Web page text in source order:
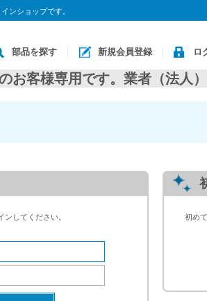
ンショップです。
部品を探す 新規会員登録 ロ
お客様専用です。業者（法人
してください。 初め